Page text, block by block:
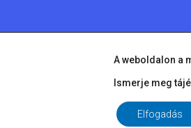
A weboldalon a
Ismerje meg
Elfogadás